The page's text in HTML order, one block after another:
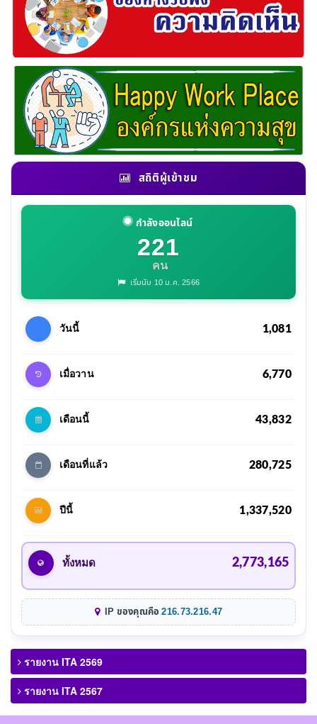
สถิติผู้เข้าชม
กำลังออนไลน์
221
คน
เริ่มนับ 10 ม.ค. 2566
วันนี้ 1,081
เมื่อวาน 6,770
เดือนนี้ 43,832
เดือนที่แล้ว 280,725
ปีนี้ 1,337,520
ทั้งหมด 2,773,165
IP ของคุณคือ216.73.216.47
รายงาน ITA 2569
รายงาน ITA 2567